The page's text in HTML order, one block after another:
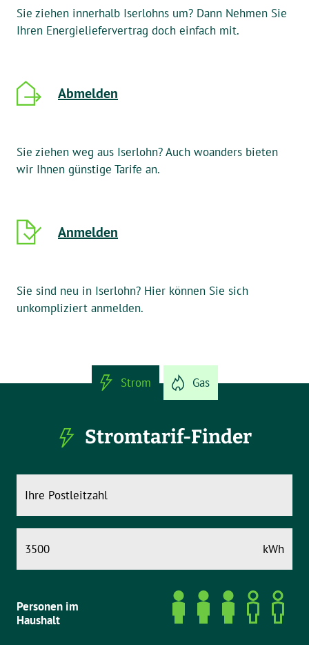
Sie ziehen innerhalb Iserlohns um? Dann Nehmen Sie
Ihren Energieliefervertrag doch einfach mit.
Abmelden
Sie ziehen weg aus Iserlohn? Auch woanders bieten
wir Ihnen günstige Tarife an.
Anmelden
Sie sind neu in Iserlohn? Hier können Sie sich
unkompliziert anmelden.
Strom Gas
Stromtarif-Finder
kWh
Personen im
Haushalt